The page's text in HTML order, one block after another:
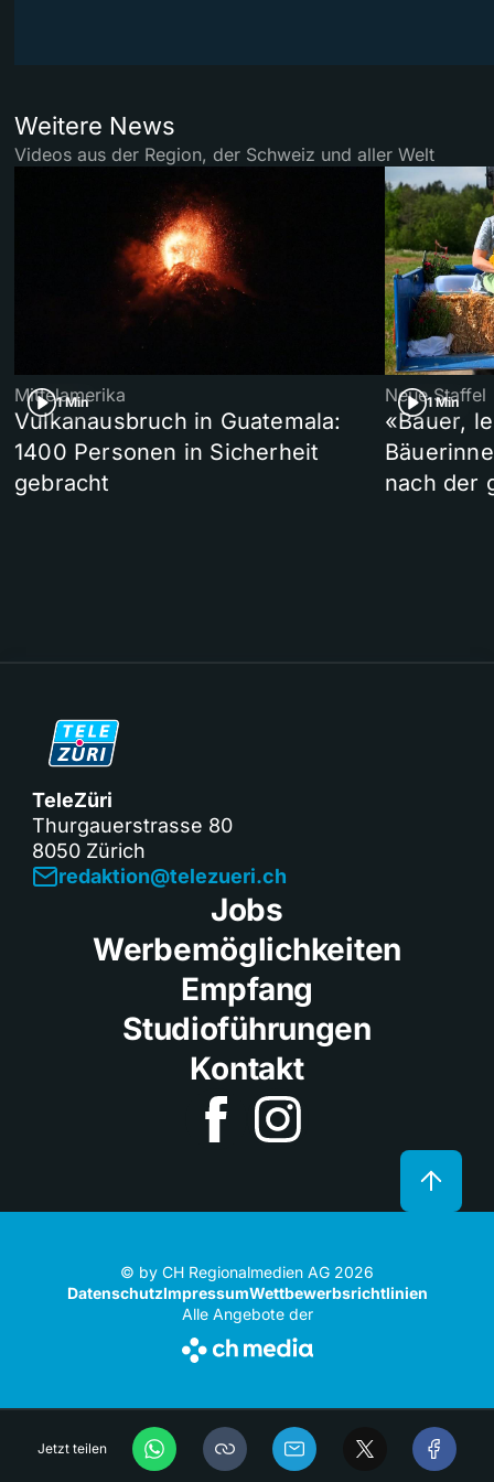
Jetzt teilen
Weitere News
Videos aus der Region, der Schweiz und aller Welt
1 Min
Mittelamerika
Vulkanausbruch in Guatemala:
1400 Personen in Sicherheit
gebracht
1 Min
Neue Staffel
«Bauer,
nach der
TeleZüri
Thurgauerstrasse 80
8050 Zürich
redaktion@telezueri.ch
Jobs
Werbemöglichkeiten
Empfang
Studioführungen
Kontakt
© by CH Regionalmedien AG 2026
DatenschutzImpressumWettbewerbsrichtlinien
Alle Angebote der